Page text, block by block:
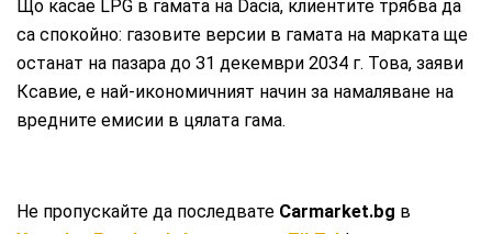
Що касае LPG в гамата на Dacia, клиентите трябва да
са спокойно: газовите версии в гамата на марката ще
останат на пазара до 31 декември 2034 г. Това, заяви
Ксавие, е най-икономичният начин за намаляване на
вредните емисии в цялата гама.
Не пропускайте да последвате Carmarket.bg в